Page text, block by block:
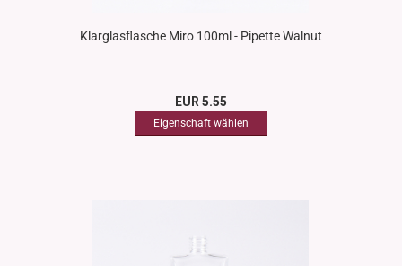
Klarglasflasche Miro 100ml - Pipette Walnut
EUR 5.55